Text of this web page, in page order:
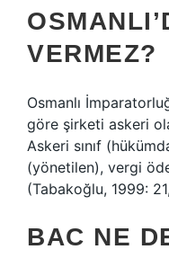
VERMEZ?
Osmanlı
göre şirketi askeri
Askeri sınıf
(yönetilen), vergi
(Tabakoğlu, 1999:
BAC NE